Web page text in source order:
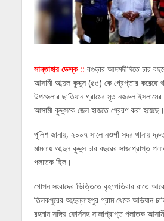
সান্তাহার ডেস্ক :: বগুড়ার আদমদীঘিতে চার
আসামী আব্দুল কুদ্দুস (৫৫) কে গ্রেপ্তার করেছে
উপজেলার ছাতিয়ান গ্রামের মৃত নজরুল
আসামী কুদ্দুসকে জেল হাজতে প্রেরণ করা হয়েছে।
পুলিশ জানায়, ২০০৭ সালে নওগাঁ সদর থানায়
মামলায় আব্দুল কুদ্দুস চার বছরের সাজাপ্রাপ্ত
পলাতক ছিল।
গোপন সংবাদের ভিত্তিতে বৃহস্পতিবার রাতে
তিলকপুরের আব্দুল্লাহপুর গ্রাম থেকে অভিযান
রহমান সঙ্গিয় ফোর্সসহ সাজাপ্রাপ্ত পলাতক